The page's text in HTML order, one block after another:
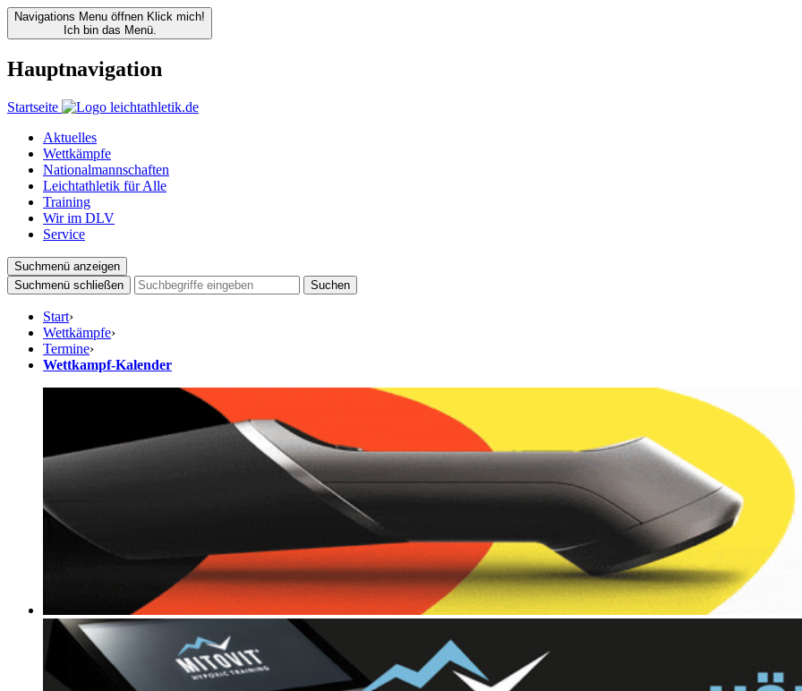
Navigations Menu öffnen Klick mich!
Ich bin das Menü.
Hauptnavigation
Startseite
Aktuelles
Wettkämpfe
Nationalmannschaften
Leichtathletik für Alle
Training
Wir im DLV
Service
Suchmenü anzeigen
Suchmenü schließen
Suchen
Start›
Wettkämpfe›
Termine›
Wettkampf-Kalender